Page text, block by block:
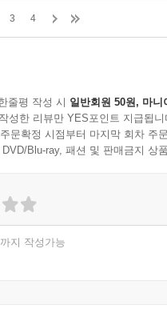
. 나 혼자라고 생각하는 것보
가 오면, 부엌에서 숨을 거두
는 함께 식사를 하였다. 언젠
, 이렇게 맛있는 거지.'
치가 말했다.
일 거야.'
3 4
줄평 작성 시 일반회원 50원, 마니
성한 리뷰만 YES포인트 지급됩니
문확정 시점부터 마지막 회차 주
Blu-ray, 패션 및 판매금지 상
지 작성가능